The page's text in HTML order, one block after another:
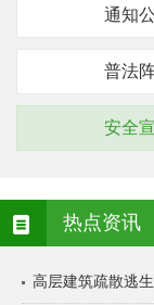
通知
普法
安全
热点资讯
高层建筑疏散逃